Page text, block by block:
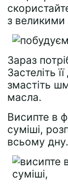
з
Зараз
Застеліть
змастіть
масла.
Висипте в
суміші,
всьому дну.